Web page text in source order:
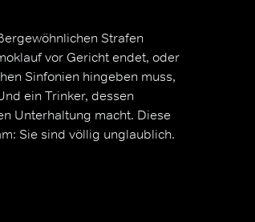
Strafen
vor Gericht endet, oder
Sinfonien hingeben muss,
ein Trinker, dessen
Unterhaltung macht. Diese
Sie sind völlig unglaublich.